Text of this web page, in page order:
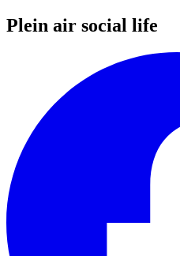
Plein air social life